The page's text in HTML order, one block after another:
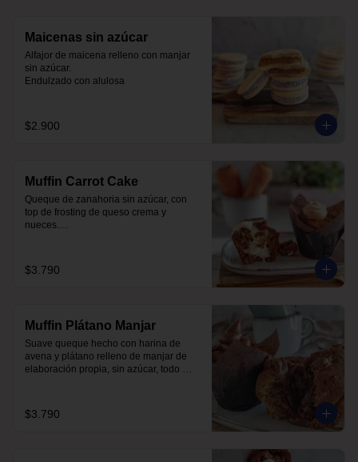
Maicenas sin azúcar
Alfajor de maicena relleno con manjar
sin azúcar.
Endulzado con alulosa
$2.900
Muffin Carrot Cake
Queque de zanahoria sin azúcar, con
top de frosting de queso crema y
nueces.
$3.790
Muffin Plátano Manjar
Suave queque hecho con harina de
avena y plátano relleno de manjar de
elaboración propia, sin azúcar, todo
$3.790